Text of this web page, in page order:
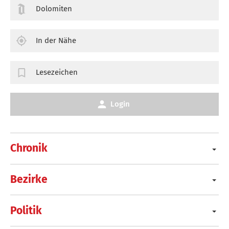
Chronik
Bezirke
Politik
Dolomiten
In der Nähe
Lesezeichen
Login